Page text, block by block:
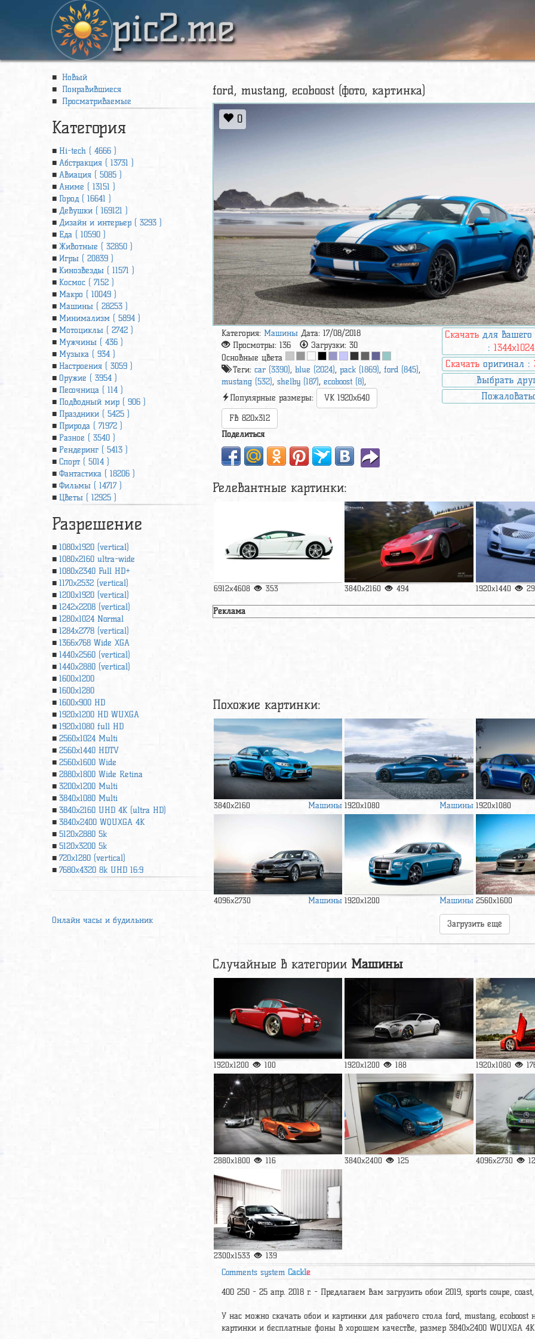
pic2.me
Новый
Понравившиеся
Просматриваемые
Категория
Hi-tech ( 4666 )
Абстракция ( 13731 )
Авиация ( 5085 )
Аниме ( 13151 )
Город ( 16641 )
Девушки ( 169121 )
Дизайн и интерьер ( 3293 )
Еда ( 10590 )
Животные ( 32850 )
Игры ( 20839 )
Кинозвезды ( 11571 )
Космос ( 7152 )
Макро ( 10049 )
Машины ( 28253 )
Минимализм ( 5894 )
Мотоциклы ( 2742 )
Мужчины ( 436 )
Музыка ( 934 )
Настроения ( 3059 )
Оружие ( 3954 )
Песочница ( 114 )
Подводный мир ( 906 )
Праздники ( 5425 )
Природа ( 71972 )
Разное ( 3540 )
Рендеринг ( 5413 )
Спорт ( 5014 )
Фантастика ( 18206 )
Фильмы ( 14717 )
Цветы ( 12925 )
Разрешение
1080x1920 (vertical)
1080x2160 ultra-wide
1080x2340 Full HD+
1170x2532 (vertical)
1200x1920 (vertical)
1242x2208 (vertical)
1280x1024 Normal
1284x2778 (vertical)
1366х768 Wide XGA
1440x2560 (vertical)
1440x2880 (vertical)
1600x1200
1600x1280
1600x900 HD
1920x1200 HD WUXGA
1920х1080 full HD
2560x1024 Multi
2560x1440 HDTV
2560x1600 Wide
2880x1800 Wide Retina
3200x1200 Multi
3840x1080 Multi
3840x2160 UHD 4К (ultra HD)
3840x2400 WQUXGA 4K
5120x2880 5k
5120x3200 5k
720x1280 (vertical)
7680x4320 8k UHD 16:9
Онлайн часы и будильник
ford, mustang, ecoboost (фото, картинка)
0
Категория: Машины Дата: 17/08/2018
Просмотры:136 Загрузки:30
Основные цвета
Теги:car (3390),blue (2024),pack (1869),ford (845),
mustang (532),shelby (187),ecoboost (8),
Популярные размеры:
VK 1920x640
FB 820x312
Скачать для
:1344x1024
Скачать оригинал :
Выбрать
Поделиться
Релевантные картинки:
6912x4608 353 3840x2160 494 1920x1440
Реклама
Похожие картинки:
3840x2160 Машины 1920x1080 Машины 1920x1080
4096x2730 Машины 1920x1200 Машины 2560x1600
Загрузить ещё
Случайные в категории Машины
1920x1200 100 1920x1200 188 1920x1080
2880x1800 116 3840x2400 125 4096x2730
2300x1533 139
Comments systemCackle
400 250 - 25 апр. 2018 г. - Предлагаем Вам загрузить обои 2019, sports coupe,
У нас можно скачать обои и картинки для рабочего стола ford, mustang,
картинки и бесплатные фоны в хорошем качестве, размер 3840x2400 WQUXGA